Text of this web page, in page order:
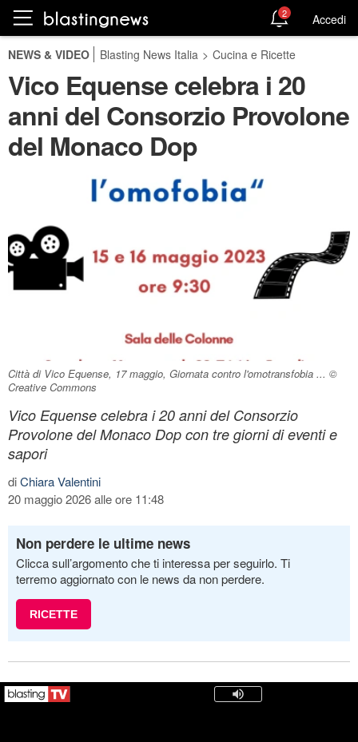
2 Accedi
NEWS & VIDEO Blasting News Italia > Cucina e Ricette
Vico Equense celebra i 20
anni del Consorzio Provolone
del Monaco Dop
Città di Vico Equense, 17 maggio, Giornata contro l'omotransfobia ... ©
Creative Commons
Vico Equense celebra i 20 anni del Consorzio
Provolone del Monaco Dop con tre giorni di eventi e
sapori
diChiara Valentini
20 maggio 2026 alle ore 11:48
Non perdere le ultime news
Clicca sull’argomento che ti interessa per seguirlo. Ti
terremo aggiornato con le news da non perdere.
RICETTE